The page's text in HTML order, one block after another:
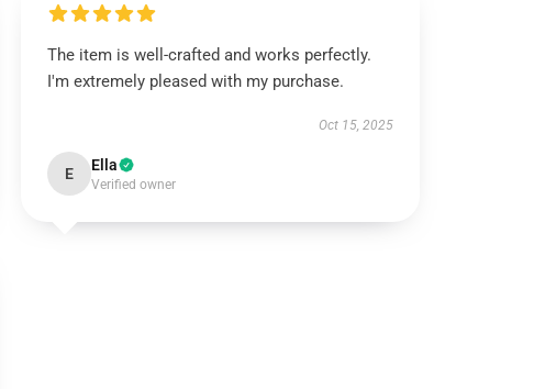
The item is well-crafted and works perfectly.
I'm extremely pleased with my purchase.
Oct 15, 2025
E Ella
Verified owner